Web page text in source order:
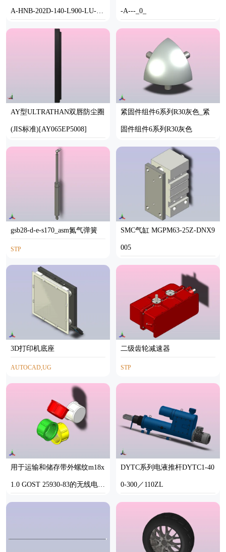
A-HNB-202D-140-L900-LU-Y-
P75-N3
STEP
-A---_0_
STP
AY型ULTRATHAN双唇防尘圈
(JIS标准)[AY065EP5008]
SOLIDWORKS
紧固件组件6系列R30灰色_紧
固件组件6系列R30灰色
STEP
gsb28-d-e-s170_asm氮气弹簧
STP
SMC气缸 MGPM63-25Z-DNX9
005
STP,INVENTOR
3D打印机底座
AUTOCAD,UG
二级齿轮减速器
STP
用于运输和储存带外螺纹m18x
1.0 GOST 25930-83的无线电连
接器的1类1型盖
STP
DYTC系列电液推杆DYTC1-40
0-300／110ZL
SOLIDWORKS